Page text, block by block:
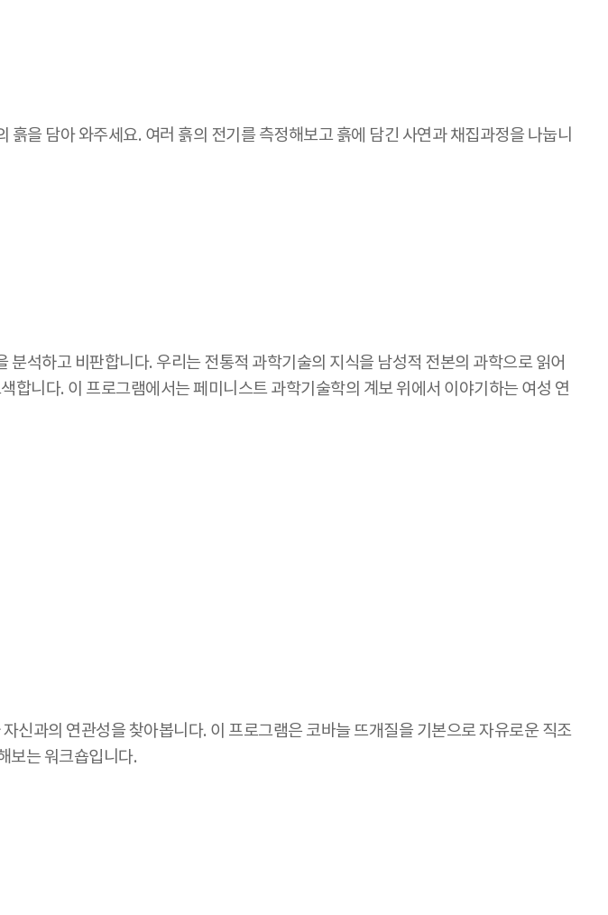
을 담아 와주세요. 여러 흙의 전기를 측정해보고 흙에 담긴 사연과 채집과정을 나눕니
석하고 비판합니다. 우리는 전통적 과학기술의 지식을 남성적 전본의 과학으로 읽어
니다. 이 프로그램에서는 페미니스트 과학기술학의 계보 위에서 이야기하는 여성 연
과의 연관성을 찾아봅니다. 이 프로그램은 코바늘 뜨개질을 기본으로 자유로운 직조
보는 워크숍입니다.